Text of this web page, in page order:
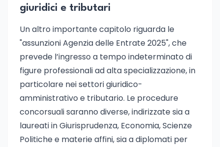
giuridici e tributari
Un altro importante capitolo riguarda le
"assunzioni Agenzia delle Entrate 2025", che
prevede l’ingresso a tempo indeterminato di
figure professionali ad alta specializzazione, in
particolare nei settori giuridico-
amministrativo e tributario. Le procedure
concorsuali saranno diverse, indirizzate sia a
laureati in Giurisprudenza, Economia, Scienze
Politiche e materie affini, sia a diplomati per